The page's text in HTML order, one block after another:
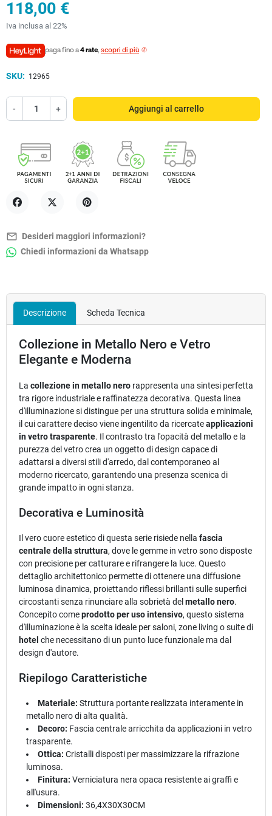
118,00 €
Iva inclusa al 22%
paga fino a4 rate, scopri di più
SKU: 12965
- + Aggiungi al carrello
mail_outline Desideri maggiori informazioni?
Chiedi informazioni da Whatsapp
Descrizione Scheda Tecnica
Collezione in Metallo Nero e Vetro
Elegante e Moderna
La collezione in metallo nero rappresenta una sintesi perfetta
tra rigore industriale e raffinatezza decorativa. Questa linea
d'illuminazione si distingue per una struttura solida e minimale,
il cui carattere deciso viene ingentilito da ricercateapplicazioni
in vetro trasparente. Il contrasto tra l'opacità del metallo e la
purezza del vetro crea un oggetto di design capace di
adattarsi a diversi stili d'arredo, dal contemporaneo al
moderno ricercato, garantendo una presenza scenica di
grande impatto in ogni stanza.
Decorativa e Luminosità
Il vero cuore estetico di questa serie risiede nella fascia
centrale della struttura, dove le gemme in vetro sono disposte
con precisione per catturare e rifrangere la luce. Questo
dettaglio architettonico permette di ottenere una diffusione
luminosa dinamica, proiettando riflessi brillanti sulle superfici
circostanti senza rinunciare alla sobrietà del metallo nero.
Concepito comeprodotto per uso intensivo, questo sistema
d'illuminazione è la scelta ideale per saloni, zone living o suite di
hotel che necessitano di un punto luce funzionale ma dal
design d'autore.
Riepilogo Caratteristiche
Materiale: Struttura portante realizzata interamente in
metallo nero di alta qualità.
Decoro: Fascia centrale arricchita da applicazioni in vetro
trasparente.
Ottica: Cristalli disposti per massimizzare la rifrazione
luminosa.
Finitura: Verniciatura nera opaca resistente ai graffi e
all'usura.
Dimensioni:36,4X30X30CM